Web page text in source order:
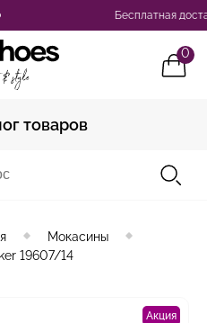
Бесплатная
0
товаров
Мокасины
19607/14
Акция